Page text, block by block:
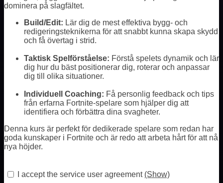
dominera på slagfältet.
Build/Edit: Lär dig de mest effektiva bygg- och
redigeringsteknikerna för att snabbt kunna skapa skydd
och få övertag i strid.
Taktisk Spelförståelse: Förstå spelets dynamik och lär
dig hur du bäst positionerar dig, roterar och anpassar
dig till olika situationer.
Individuell Coaching: Få personlig feedback och tips
från erfarna Fortnite-spelare som hjälper dig att
identifiera och förbättra dina svagheter.
Denna kurs är perfekt för dedikerade spelare som redan har
goda kunskaper i Fortnite och är redo att arbeta hårt för att nå
nya höjder.
I accept the service user agreement (Show)